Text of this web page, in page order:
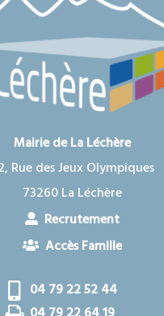
Mairie de La Léchère
Rue des Jeux Olympiques
73260 La Léchère
Recrutement
Accès Famille
04 79 22 52 44